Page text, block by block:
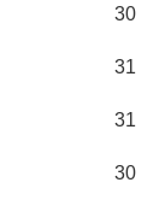
30
31
31
30